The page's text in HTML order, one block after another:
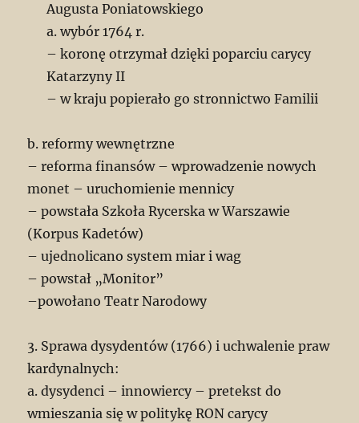
Augusta Poniatowskiego
a. wybór 1764 r.
– koronę otrzymał dzięki poparciu carycy
Katarzyny II
– w kraju popierało go stronnictwo Familii
b. reformy wewnętrzne
– reforma finansów – wprowadzenie nowych
monet – uruchomienie mennicy
– powstała Szkoła Rycerska w Warszawie
(Korpus Kadetów)
– ujednolicano system miar i wag
– powstał „Monitor”
–powołano Teatr Narodowy
3. Sprawa dysydentów (1766) i uchwalenie praw
kardynalnych:
a. dysydenci – innowiercy – pretekst do
wmieszania się w politykę RON carycy